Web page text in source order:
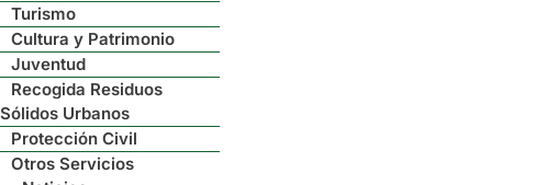
Turismo
Cultura y Patrimonio
Juventud
Recogida Residuos
Sólidos Urbanos
Protección Civil
Otros Servicios